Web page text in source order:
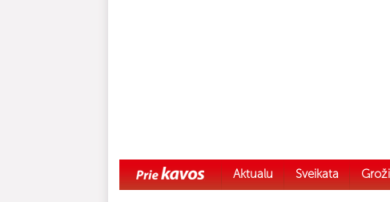
Aktualu Sveikata